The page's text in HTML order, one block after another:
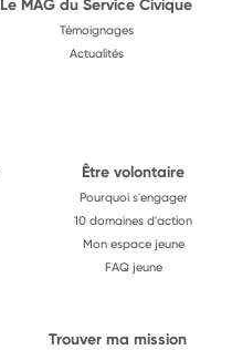
Le MAG du Service Civique
Témoignages
Actualités
Être volontaire
Pourquoi s'engager
10 domaines d'action
Mon espace jeune
FAQ jeune
Trouver ma mission